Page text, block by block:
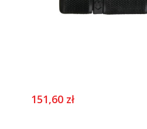
151,60 zł